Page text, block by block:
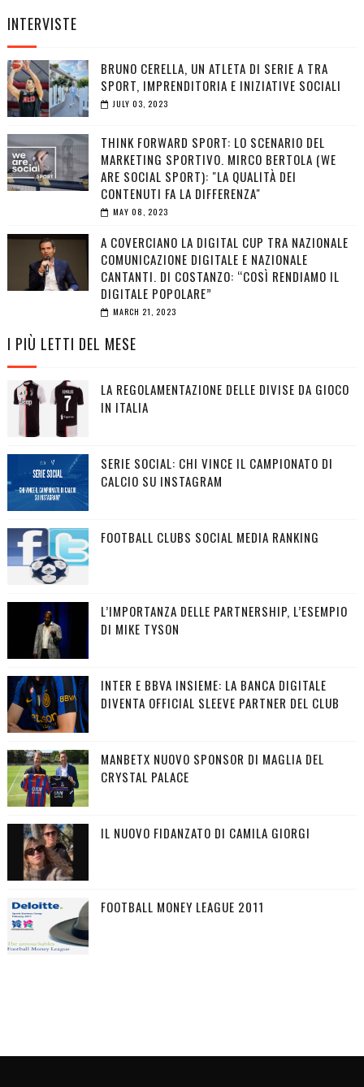
INTERVISTE
BRUNO CERELLA, UN ATLETA DI SERIE A TRA
SPORT, IMPRENDITORIA E INIZIATIVE SOCIALI
JULY 03, 2023
THINK FORWARD SPORT: LO SCENARIO DEL
MARKETING SPORTIVO. MIRCO BERTOLA (WE
ARE SOCIAL SPORT): "LA QUALITÀ DEI
CONTENUTI FA LA DIFFERENZA"
MAY 08, 2023
A COVERCIANO LA DIGITAL CUP TRA NAZIONALE
COMUNICAZIONE DIGITALE E NAZIONALE
CANTANTI. DI COSTANZO: “COSÌ RENDIAMO IL
DIGITALE POPOLARE”
MARCH 21, 2023
I PIÙ LETTI DEL MESE
LA REGOLAMENTAZIONE DELLE DIVISE DA GIOCO
IN ITALIA
SERIE SOCIAL: CHI VINCE IL CAMPIONATO DI
CALCIO SU INSTAGRAM
FOOTBALL CLUBS SOCIAL MEDIA RANKING
L’IMPORTANZA DELLE PARTNERSHIP, L’ESEMPIO
DI MIKE TYSON
INTER E BBVA INSIEME: LA BANCA DIGITALE
DIVENTA OFFICIAL SLEEVE PARTNER DEL CLUB
MANBETX NUOVO SPONSOR DI MAGLIA DEL
CRYSTAL PALACE
IL NUOVO FIDANZATO DI CAMILA GIORGI
FOOTBALL MONEY LEAGUE 2011